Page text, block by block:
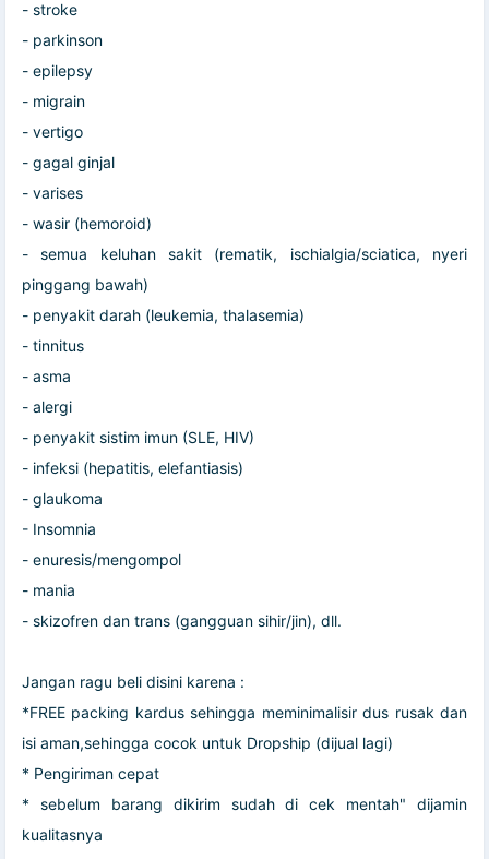
- stroke
- parkinson
- epilepsy
- migrain
- vertigo
- gagal ginjal
- varises
- wasir (hemoroid)
- semua keluhan sakit (rematik, ischialgia/sciatica, nyeri
pinggang bawah)
- penyakit darah (leukemia, thalasemia)
- tinnitus
- asma
- alergi
- penyakit sistim imun (SLE, HIV)
- infeksi (hepatitis, elefantiasis)
- glaukoma
- Insomnia
- enuresis/mengompol
- mania
- skizofren dan trans (gangguan sihir/jin), dll.
Jangan ragu beli disini karena :
*FREE packing kardus sehingga meminimalisir dus rusak dan
isi aman,sehingga cocok untuk Dropship (dijual lagi)
* Pengiriman cepat
* sebelum barang dikirim sudah di cek mentah" dijamin
kualitasnya